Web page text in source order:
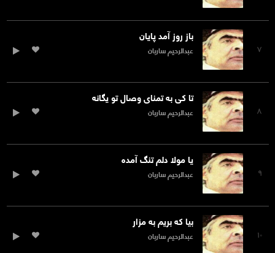
۷
باز روز آمد پایان
عبدالرحیم ساربان
۸
تا کی به تمنای وصال تو یگانه
عبدالرحیم ساربان
۹
یا مولا دلم تنگ آمده
عبدالرحیم ساربان
۱۰
بیا که بریم به مزار
عبدالرحیم ساربان